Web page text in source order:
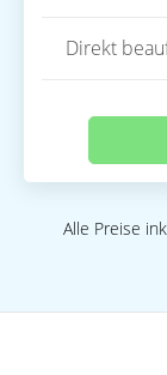
Direkt
Alle Preise